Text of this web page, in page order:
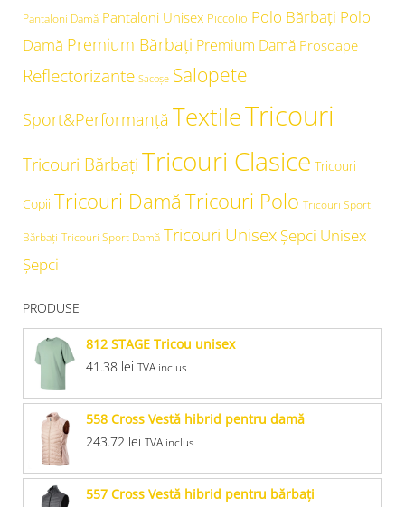
Pantaloni Damă Pantaloni Unisex Piccolio Polo Bărbați Polo
Damă Premium Bărbați Premium Damă Prosoape
Reflectorizante Sacoșe Salopete
Sport&Performanță TextileTricouri
Tricouri BărbațiTricouri Clasice Tricouri
Copii Tricouri Damă Tricouri Polo Tricouri Sport
Bărbați Tricouri Sport Damă Tricouri Unisex Şepci Unisex
Șepci
PRODUSE
812 STAGE Tricou unisex
41.38 lei TVA inclus
558 Cross Vestă hibrid pentru damă
243.72 lei TVA inclus
557 Cross Vestă hibrid pentru bărbaţi